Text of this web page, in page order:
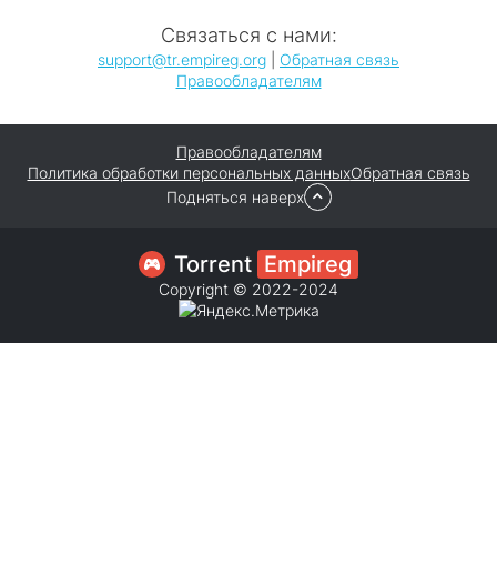
Связаться с нами:
support@tr.empireg.org
Обратная связь
Правообладателям
Правообладателям
Политика обработки персональных данныхОбратная связь
Подняться наверх
Torrent Empireg
Copyright © 2022-2024